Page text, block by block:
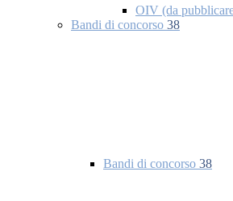
OIV (da
Bandi di concorso 38
Bandi di concorso 38